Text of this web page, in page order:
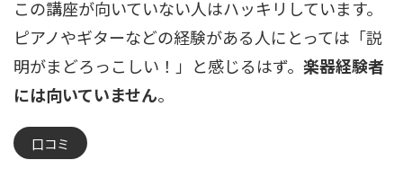
この講座が向いていない人はハッキリしています。
ピアノやギターなどの経験がある人にとっては「説
明がまどろっこしい！」と感じるはず。 楽器経験者
には向いていません。
口コミ